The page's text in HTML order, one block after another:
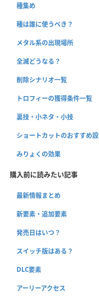
種集め
種は誰に使うべき？
メタル系の出現場所
全滅どうなる？
削除シナリオ一覧
トロフィーの獲得条件一覧
裏技・小ネタ・小技
ショートカットのおすすめ
みりょくの効果
購入前に読みたい記事
最新情報まとめ
新要素・追加要素
発売日はいつ？
スイッチ版はある？
DLC要素
アーリーアクセス